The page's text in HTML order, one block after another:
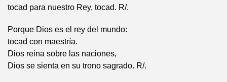
tocad para nuestro Rey, tocad. R/.
Porque Dios es el rey del mundo:
tocad con maestría.
Dios reina sobre las naciones,
Dios se sienta en su trono sagrado. R/.